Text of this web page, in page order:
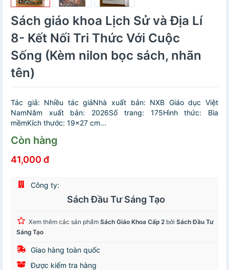
Sách giáo khoa Lịch Sử và Địa Lí
8- Kết Nối Tri Thức Với Cuộc
Sống (Kèm nilon bọc sách, nhãn
tên)
Tác giả: Nhiều tác giảNhà xuất bản: NXB Giáo dục Việt
NamNăm xuất bản: 2026Số trang: 175Hình thức: Bìa
mềmKích thước: 19x27 cm...
Còn hàng
41,000 đ
Công ty:
Sách Đầu Tư Sáng Tạo
Xem thêm các sản phẩm Sách Giáo Khoa Cấp 2 bởi Sách Đầu Tư
Sáng Tạo
Giao hàng toàn quốc
Được kiểm tra hàng